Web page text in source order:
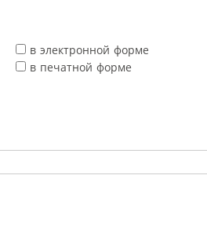
в электронной форме
в печатной форме